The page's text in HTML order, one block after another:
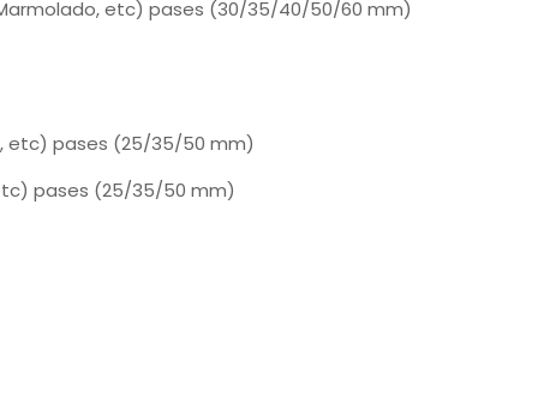
etc) pases (30/35/40/50/60 mm)
pases (25/35/50 mm)